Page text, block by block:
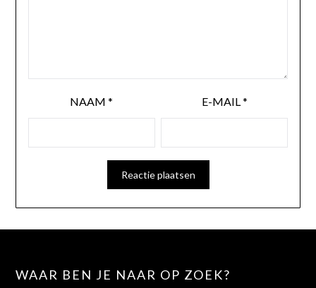
NAAM* E-MAIL *
WAAR BEN JE NAAR OP ZOEK?